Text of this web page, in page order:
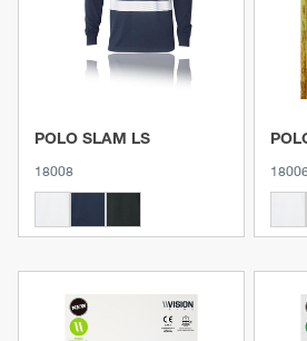
POLO SLAM LS
18008